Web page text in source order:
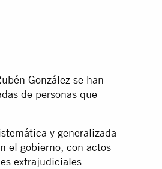
González se han
de personas que
y generalizada
el gobierno, con actos
extrajudiciales